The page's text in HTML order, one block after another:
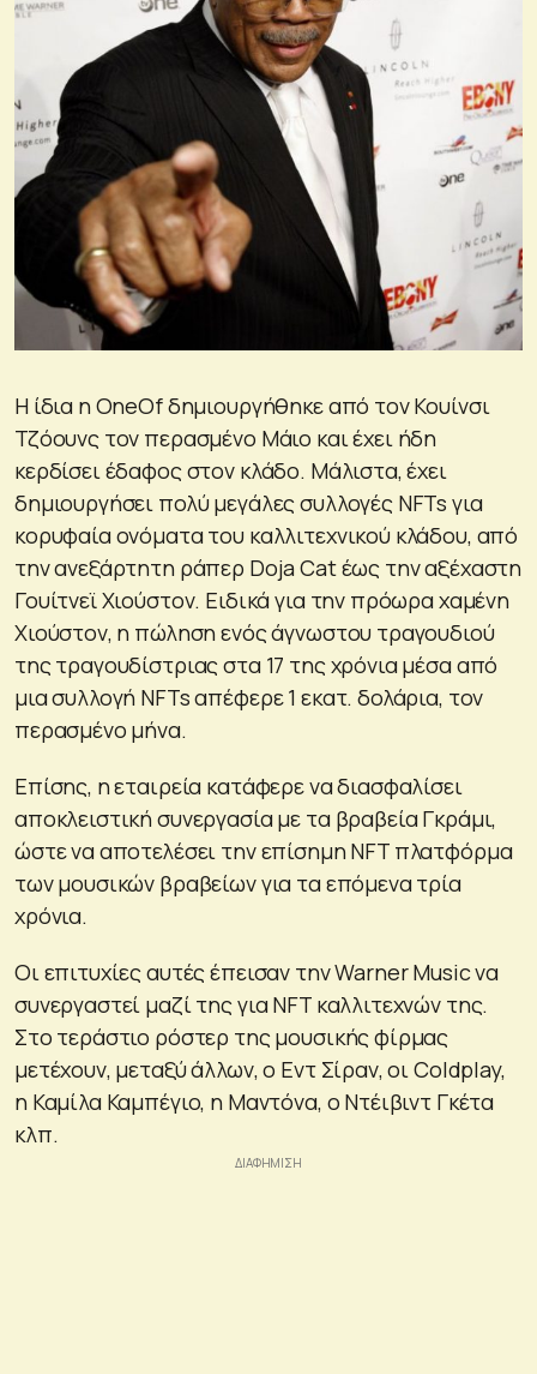
Η ίδια η OneOf δημιουργήθηκε από τον Κουίνσι
Τζόουνς τον περασμένο Μάιο και έχει ήδη
κερδίσει έδαφος στον κλάδο. Μάλιστα, έχει
δημιουργήσει πολύ μεγάλες συλλογές NFTs για
κορυφαία ονόματα του καλλιτεχνικού κλάδου, από
την ανεξάρτητη ράπερ Doja Cat έως την αξέχαστη
Γουίτνεϊ Χιούστον. Ειδικά για την πρόωρα χαμένη
Χιούστον, η πώληση ενός άγνωστου τραγουδιού
της τραγουδίστριας στα 17 της χρόνια μέσα από
μια συλλογή NFTs απέφερε 1 εκατ. δολάρια, τον
περασμένο μήνα.
Επίσης, η εταιρεία κατάφερε να διασφαλίσει
αποκλειστική συνεργασία με τα βραβεία Γκράμι,
ώστε να αποτελέσει την επίσημη NFT πλατφόρμα
των μουσικών βραβείων για τα επόμενα τρία
χρόνια.
Οι επιτυχίες αυτές έπεισαν την Warner Music να
συνεργαστεί μαζί της για NFT καλλιτεχνών της.
Στο τεράστιο ρόστερ της μουσικής φίρμας
μετέχουν, μεταξύ άλλων, ο Εντ Σίραν, οι Coldplay,
η Καμίλα Καμπέγιο, η Μαντόνα, o Ντέιβιντ Γκέτα
κλπ.